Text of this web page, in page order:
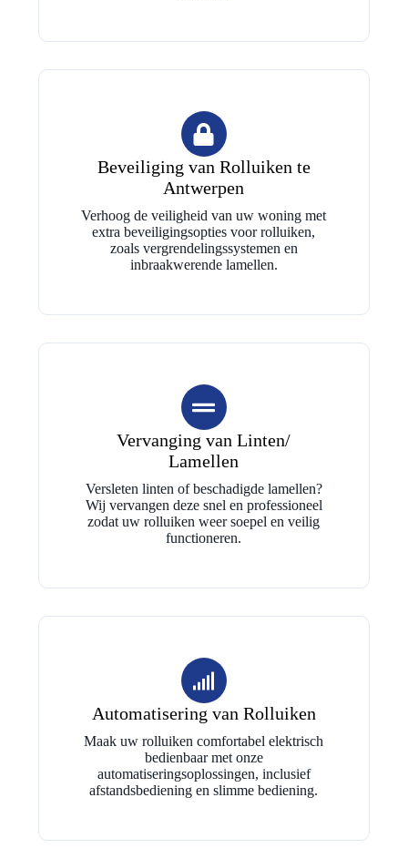
Beveiliging van Rolluiken te
Antwerpen
Verhoog de veiligheid van uw woning met
extra beveiligingsopties voor rolluiken,
zoals vergrendelingssystemen en
inbraakwerende lamellen.
Vervanging van Linten/
Lamellen
Versleten linten of beschadigde lamellen?
Wij vervangen deze snel en professioneel
zodat uw rolluiken weer soepel en veilig
functioneren.
Automatisering van Rolluiken
Maak uw rolluiken comfortabel elektrisch
bedienbaar met onze
automatiseringsoplossingen, inclusief
afstandsbediening en slimme bediening.